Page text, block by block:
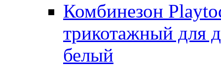
Комбинезон
трикотажный для
белый